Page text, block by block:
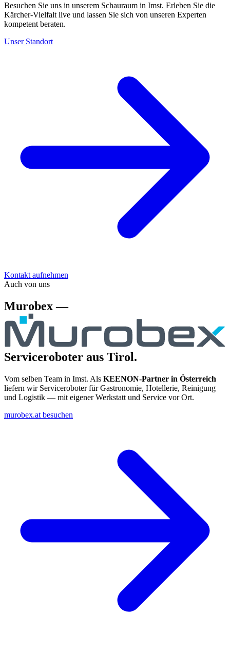
Besuchen Sie uns in unserem Schauraum in Imst. Erleben Sie die
Kärcher-Vielfalt live und lassen Sie sich von unseren Experten
kompetent beraten.
Unser Standort
Kontakt aufnehmen
Auch von uns
Murobex —
Serviceroboter aus Tirol.
Vom selben Team in Imst. Als KEENON-Partner in Österreich
liefern wir Serviceroboter für Gastronomie, Hotellerie, Reinigung
und Logistik — mit eigener Werkstatt und Service vor Ort.
murobex.at besuchen